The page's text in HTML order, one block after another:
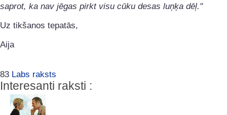
saprot, ka nav jēgas pirkt visu cūku desas luņķa dēļ."
Uz tikšanos tepatās,
Aija
83 Labs raksts
Interesanti raksti :